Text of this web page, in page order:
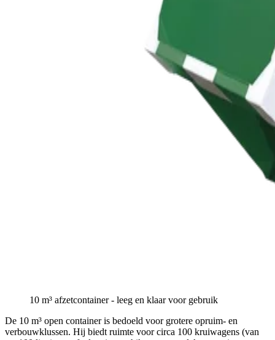
10 m³ afzetcontainer - leeg en klaar voor gebruik
De 10 m³ open container is bedoeld voor grotere opruim- en
verbouwklussen. Hij biedt ruimte voor circa 100 kruiwagens (van